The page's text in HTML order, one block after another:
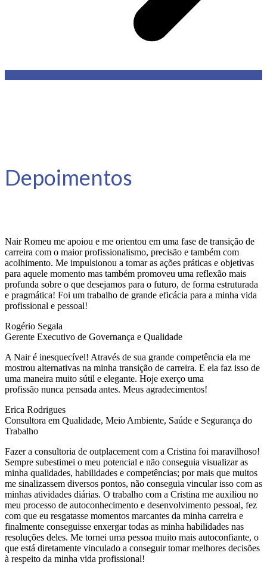
Depoimentos
Nair Romeu me apoiou e me orientou em uma fase de transição de
carreira com o maior profissionalismo, precisão e também com
acolhimento. Me impulsionou a tomar as ações práticas e objetivas
para aquele momento mas também promoveu uma reflexão mais
profunda sobre o que desejamos para o futuro, de forma estruturada
e pragmática! Foi um trabalho de grande eficácia para a minha vida
profissional e pessoal!
Rogério Segala
Gerente Executivo de Governança e Qualidade
A Nair é inesquecível! Através de sua grande competência ela me
mostrou alternativas na minha transição de carreira. E ela faz isso de
uma maneira muito sútil e elegante. Hoje exerço uma
profissão nunca pensada antes. Meus agradecimentos!
Erica Rodrigues
Consultora em Qualidade, Meio Ambiente, Saúde e Segurança do
Trabalho
Fazer a consultoria de outplacement com a Cristina foi maravilhoso!
Sempre subestimei o meu potencial e não conseguia visualizar as
minha qualidades, habilidades e competências; por mais que muitos
me sinalizassem diversos pontos, não conseguia vincular isso com as
minhas atividades diárias. O trabalho com a Cristina me auxiliou no
meu processo de autoconhecimento e desenvolvimento pessoal, fez
com que eu resgatasse momentos marcantes da minha carreira e
finalmente conseguisse enxergar todas as minha habilidades nas
resoluções deles. Me tornei uma pessoa muito mais autoconfiante, o
que está diretamente vinculado a conseguir tomar melhores decisões
à respeito da minha vida profissional!